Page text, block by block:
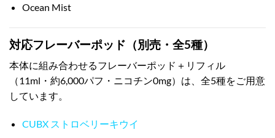
Ocean Mist
対応フレーバーポッド（別売・全5種）
本体に組み合わせるフレーバーポッド＋リフィル
（11ml・約6,000パフ・ニコチン0mg）は、全5種をご用意
しています。
CUBX ストロベリーキウイ